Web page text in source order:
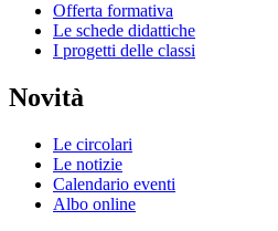
Offerta formativa
Le schede didattiche
I progetti delle classi
Novità
Le circolari
Le notizie
Calendario eventi
Albo online